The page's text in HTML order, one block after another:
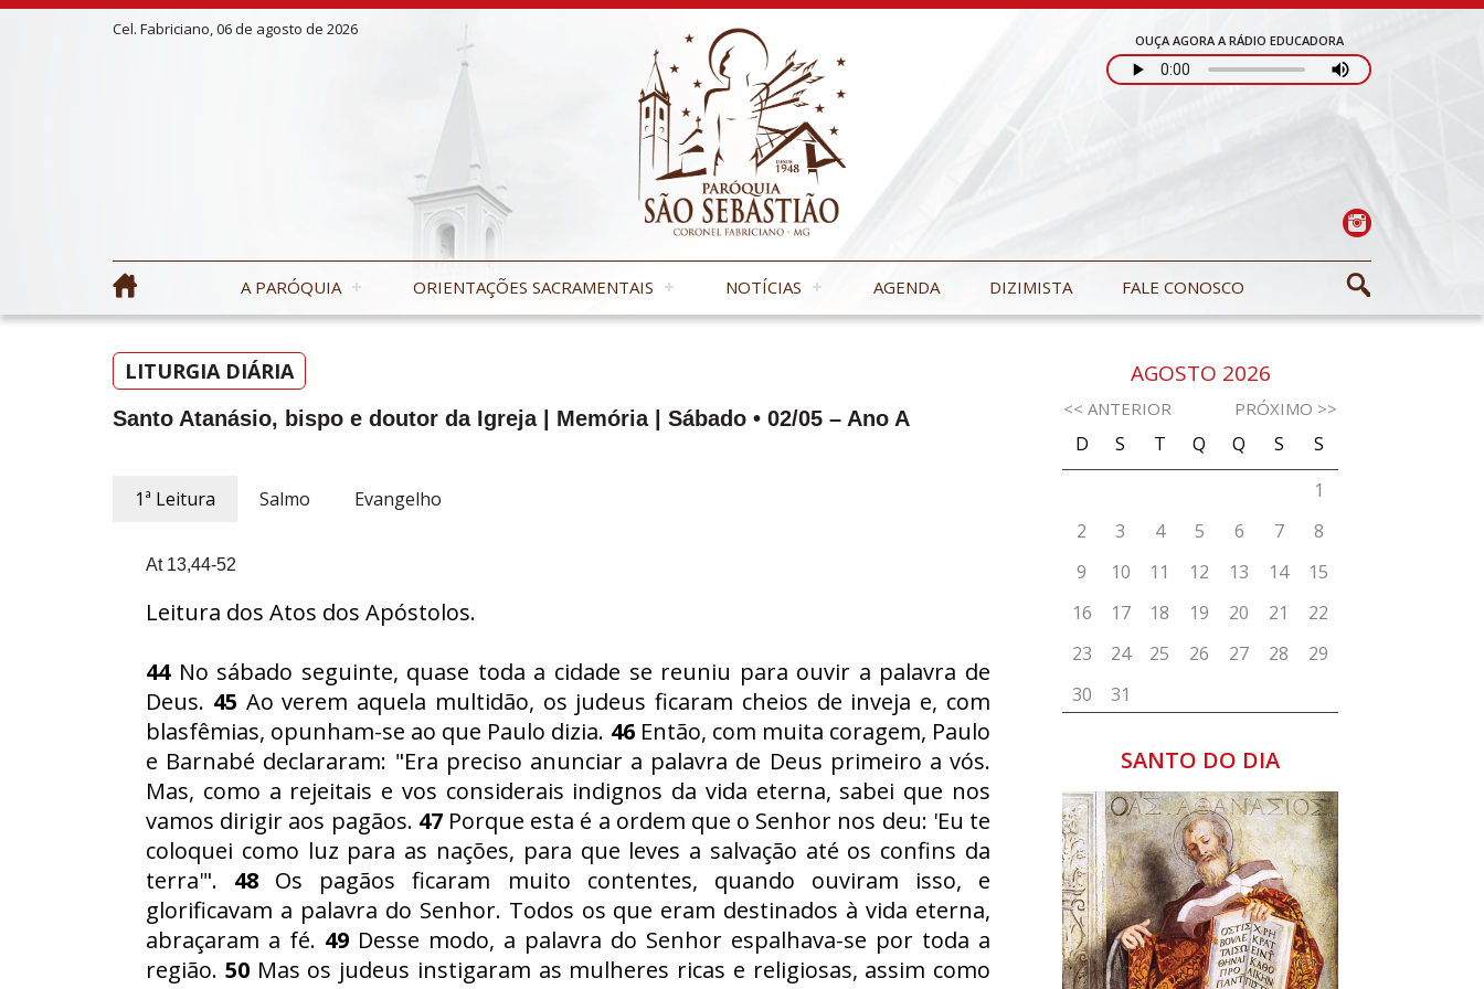
Cel. Fabriciano, 06 de agosto de 2026
OUÇA AGORA A RÁDIO EDUCADORA
A PARÓQUIA ORIENTAÇÕES SACRAMENTAIS NOTÍCIAS AGENDA DIZIMISTA FALE CONOSCO
LITURGIA DIÁRIA
Santo Atanásio, bispo e doutor da Igreja | Memória | Sábado • 02/05 – Ano A
1ª Leitura Salmo Evangelho
At 13,44-52
Leitura dos Atos dos Apóstolos.
44No sábado seguinte, quase toda a cidade se reuniu para ouvir a palavra de
Deus. 45 Ao verem aquela multidão, os judeus ficaram cheios de inveja e, com
blasfêmias, opunham-se ao que Paulo dizia. 46Então, com muita coragem, Paulo
e Barnabé declararam: "Era preciso anunciar a palavra de Deus primeiro a vós.
Mas, como a rejeitais e vos considerais indignos da vida eterna, sabei que nos
vamos dirigir aos pagãos. 47Porque esta é a ordem que o Senhor nos deu: 'Eu te
coloquei como luz para as nações, para que leves a salvação até os confins da
terra'". 48 Os pagãos ficaram muito contentes, quando ouviram isso, e
glorificavam a palavra do Senhor. Todos os que eram destinados à vida eterna,
abraçaram a fé. 49 Desse modo, a palavra do Senhor espalhava-se por toda a
região. 50Mas os judeus instigaram as mulheres ricas e religiosas, assim como
SANTO DO DIA